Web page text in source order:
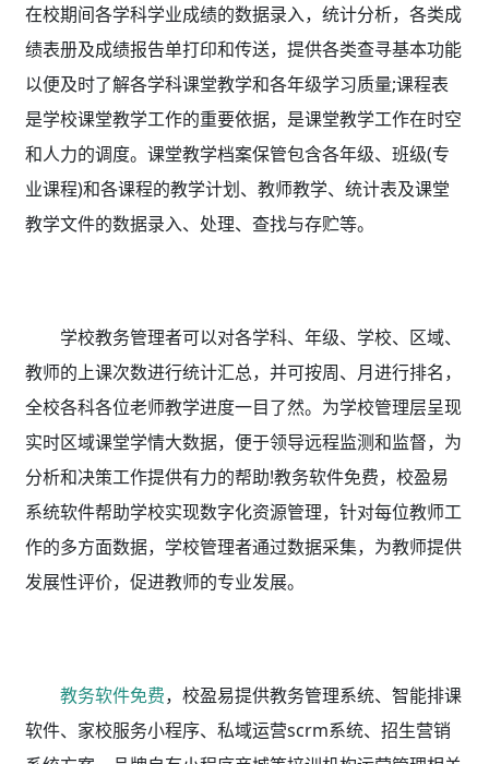
在校期间各学科学业成绩的数据录入，统计分析，各类成
绩表册及成绩报告单打印和传送，提供各类查寻基本功能
以便及时了解各学科课堂教学和各年级学习质量;课程表
是学校课堂教学工作的重要依据，是课堂教学工作在时空
和人力的调度。课堂教学档案保管包含各年级、班级(专
业课程)和各课程的教学计划、教师教学、统计表及课堂
教学文件的数据录入、处理、查找与存贮等。
学校教务管理者可以对各学科、年级、学校、区域、
教师的上课次数进行统计汇总，并可按周、月进行排名，
全校各科各位老师教学进度一目了然。为学校管理层呈现
实时区域课堂学情大数据，便于领导远程监测和监督，为
分析和决策工作提供有力的帮助!教务软件免费，校盈易
系统软件帮助学校实现数字化资源管理，针对每位教师工
作的多方面数据，学校管理者通过数据采集，为教师提供
发展性评价，促进教师的专业发展。
教务软件免费，校盈易提供教务管理系统、智能排课
软件、家校服务小程序、私域运营scrm系统、招生营销